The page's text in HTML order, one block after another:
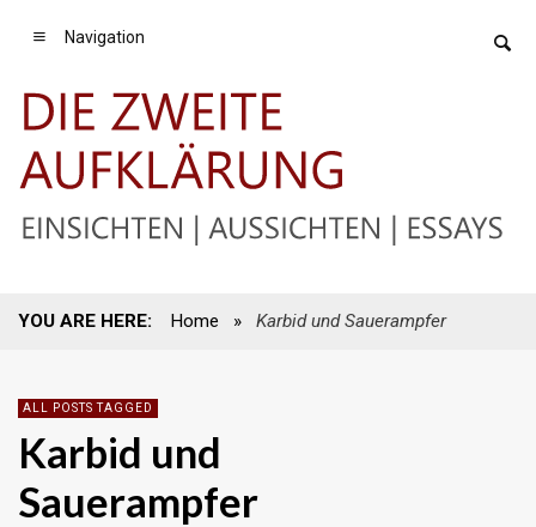
Navigation
YOU ARE HERE: Home » Karbid und Sauerampfer
ALL POSTS TAGGED
Karbid und
Sauerampfer